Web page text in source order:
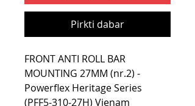
Pirkti dabar
FRONT ANTI ROLL BAR
MOUNTING 27MM (nr.2) -
Powerflex Heritage Series
(PFF5-310-27H) Vienam